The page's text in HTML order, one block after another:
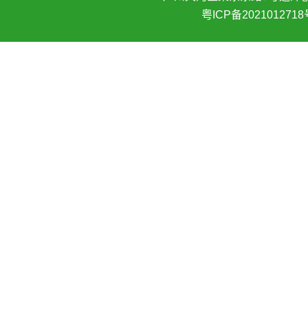
粤ICP备2021012718